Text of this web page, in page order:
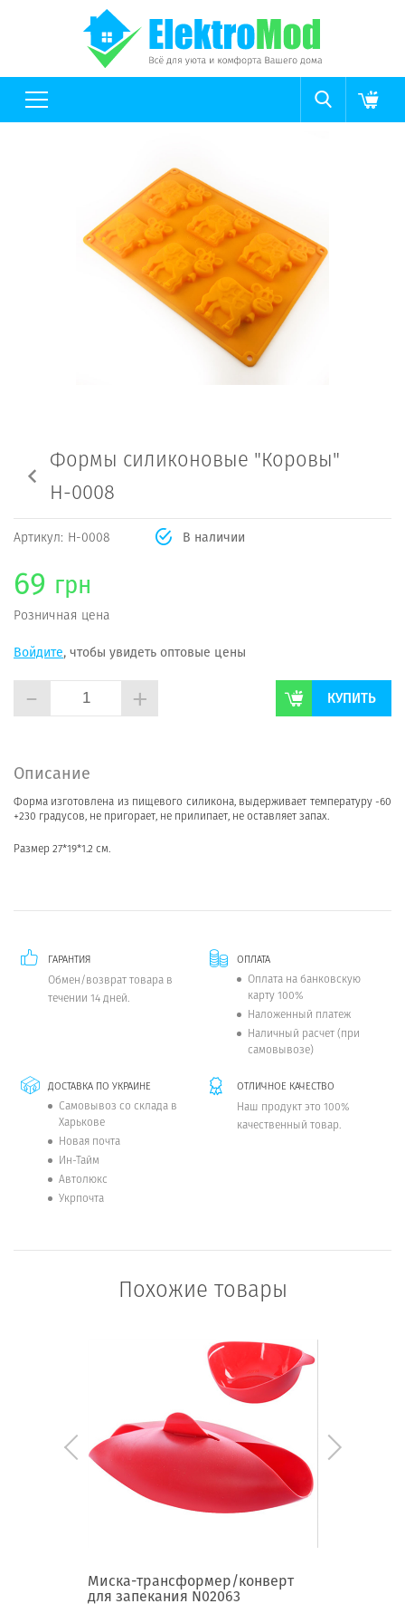
Формы силиконовые "Коровы"
Н-0008
Артикул: Н-0008 В наличии
69 грн
Розничная цена
Войдите, чтобы увидеть оптовые цены
- + КУПИТЬ
Описание
Форма изготовлена из пищевого силикона, выдерживает температуру -60
+230 градусов, не пригорает, не прилипает, не оставляет запах.
Размер 27*19*1.2 см.
ГАРАНТИЯ
Обмен/возврат товара в
течении 14 дней.
ОПЛАТА
Оплата на банковскую
карту 100%
Наложенный платеж
Наличный расчет (при
самовывозе)
ДОСТАВКА ПО УКРАИНЕ
Самовывоз со склада в
Харькове
Новая почта
Ин-Тайм
Автолюкс
Укрпочта
ОТЛИЧНОЕ КАЧЕСТВО
Наш продукт это 100%
качественный товар.
Похожие товары
Миска-трансформер/конверт
для запекания N02063